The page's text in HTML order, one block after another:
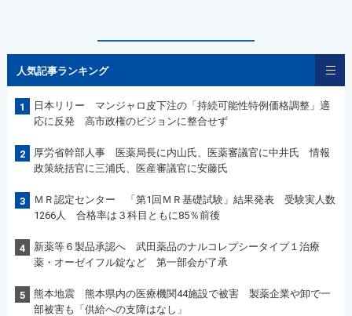
人気記事ランキング
1
日本リリー マンジャロ皮下注の「持続可能性特例価格調整」適
応に反発 高市政権のビジョンに整合せず
2
厚労省幹部人事 医薬局長に内山氏、医薬審議官に中井氏 情報
政策統括官に三浦氏、医産審議官に安藤氏
3
ＭＲ認定センター 「第1回ＭＲ基礎試験」結果発表 受験実人数
1266人 合格率は３科目ともに85％前後
4
新薬等６製品承認へ 武田薬品のナルコレプシータイプ１治療
薬・オーゼイフル錠など 第一部会が了承
5
熊本地震 熊本県内の医療機関44施設で被害 製薬企業や卸で一
部被害も「供給への支障はなし」